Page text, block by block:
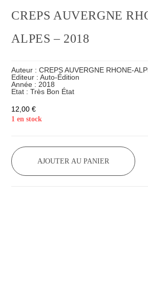
CREPS AUVERGNE
ALPES – 2018
Auteur :CREPS AUVERGNE RHONE-
Editeur :Auto-Édition
Année :2018
Etat :Très Bon État
12,00€
1 en stock
AJOUTER AU PANIER